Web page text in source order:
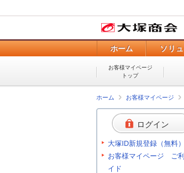
ホーム ソリ
お客様マイページ
トップ
ホーム お客様マイページ
ログイン
大塚ID新規登録（無料）
お客様マイページ ご
イド